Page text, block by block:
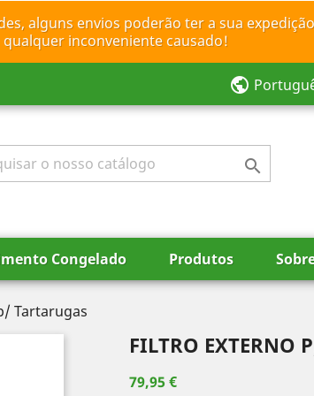
alguns envios poderão ter a sua
qualquer inconveniente causado!
public

Congelado Produtos
Tartarugas
FILTRO EXTERNO
79,95 €